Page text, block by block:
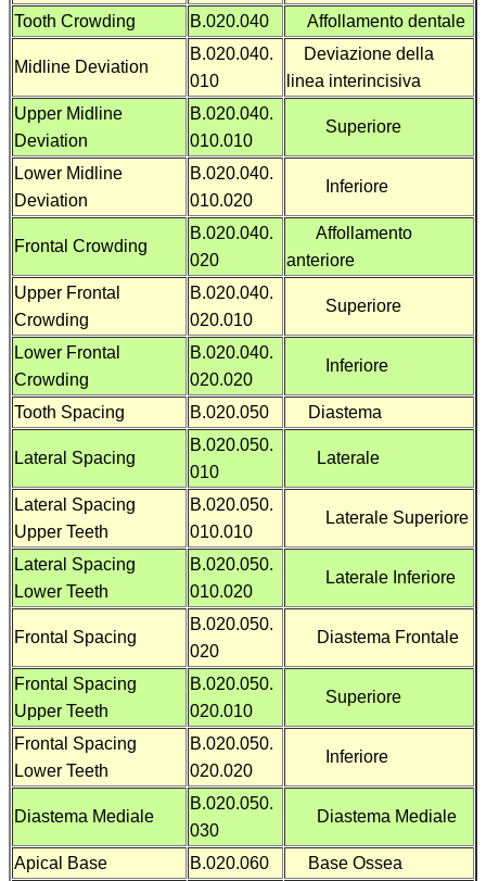
Tooth Crowding B.020.040 Affollamento dentale
Midline Deviation
B.020.040.
010
Deviazione della
linea interincisiva
Upper Midline
Deviation
B.020.040.
010.010
Superiore
Lower Midline
Deviation
B.020.040.
010.020
Inferiore
Frontal Crowding
B.020.040.
020
Affollamento
anteriore
Upper Frontal
Crowding
B.020.040.
020.010
Superiore
Lower Frontal
Crowding
B.020.040.
020.020
Inferiore
Tooth Spacing B.020.050 Diastema
Lateral Spacing
B.020.050.
010
Laterale
Lateral Spacing
Upper Teeth
B.020.050.
010.010
Laterale Superiore
Lateral Spacing
Lower Teeth
B.020.050.
010.020
Laterale Inferiore
Frontal Spacing
B.020.050.
020
Diastema Frontale
Frontal Spacing
Upper Teeth
B.020.050.
020.010
Superiore
Frontal Spacing
Lower Teeth
B.020.050.
020.020
Inferiore
Diastema Mediale
B.020.050.
030
Diastema Mediale
Apical Base B.020.060 Base Ossea